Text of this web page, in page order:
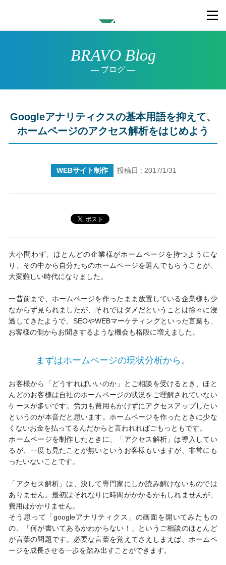
BRAVO Blog
ブログ
Googleアナリティクスの基本用語を抑えて、
ホームページのアクセス解析をはじめよう
WEBサイト制作 投稿日 : 2017/1/31
大小問わず、ほとんどの企業様がホームページを持つようにな
り、その中から自分たちのホームページを選んでもらうことが、
大変難しい時代になりました。
一昔前まで、ホームページを作ったまま放置している企業様も少
なからず見られましたが、それではダメだということは徐々に浸
透してきたようで、SEOやWEBマーケティングといった言葉も、
お客様の側からお聞きするような機会も格段に増えました。
まずはホームページの現状分析から。
お客様から「どうすればいいのか」とご相談を受けるとき、ほと
んどのお客様は自社のホームページの状況をご理解されていない
ケースが多いです。労力も費用もかけずにアクセスアップしたい
というのが本音だと思います。ホームページを作ったときに少な
くないお金を払ってるんだからと言われればごもっともです。
ホームページを制作したときに、「アクセス解析」は導入してい
るが、一度も見たことが無いというお客様もいますが、非常にも
ったいないことです。
「アクセス解析」は、決して専門家にしか読み解けないものでは
ありません。最初はそれなりに時間がかかるかもしれませんが、
費用はかかりません。
そう思って「googleアナリティクス」の画面を開いてみたもの
の、「何が書いてあるかわからない！」というご相談のほとんど
が言葉の問題です。必要な言葉を覚えてさえしまえば、ホームペ
ージを成長させる一歩を踏み出すことができます。